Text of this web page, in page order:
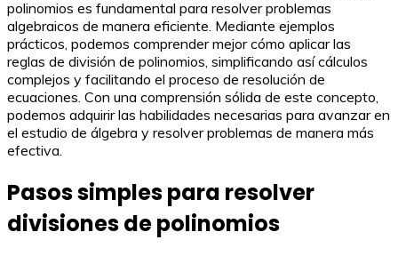
polinomios es fundamental para resolver problemas
algebraicos de manera eficiente. Mediante ejemplos
prácticos, podemos comprender mejor cómo aplicar las
reglas de división de polinomios, simplificando así cálculos
complejos y facilitando el proceso de resolución de
ecuaciones. Con una comprensión sólida de este concepto,
podemos adquirir las habilidades necesarias para avanzar en
el estudio de álgebra y resolver problemas de manera más
efectiva.
Pasos simples para resolver
divisiones de polinomios